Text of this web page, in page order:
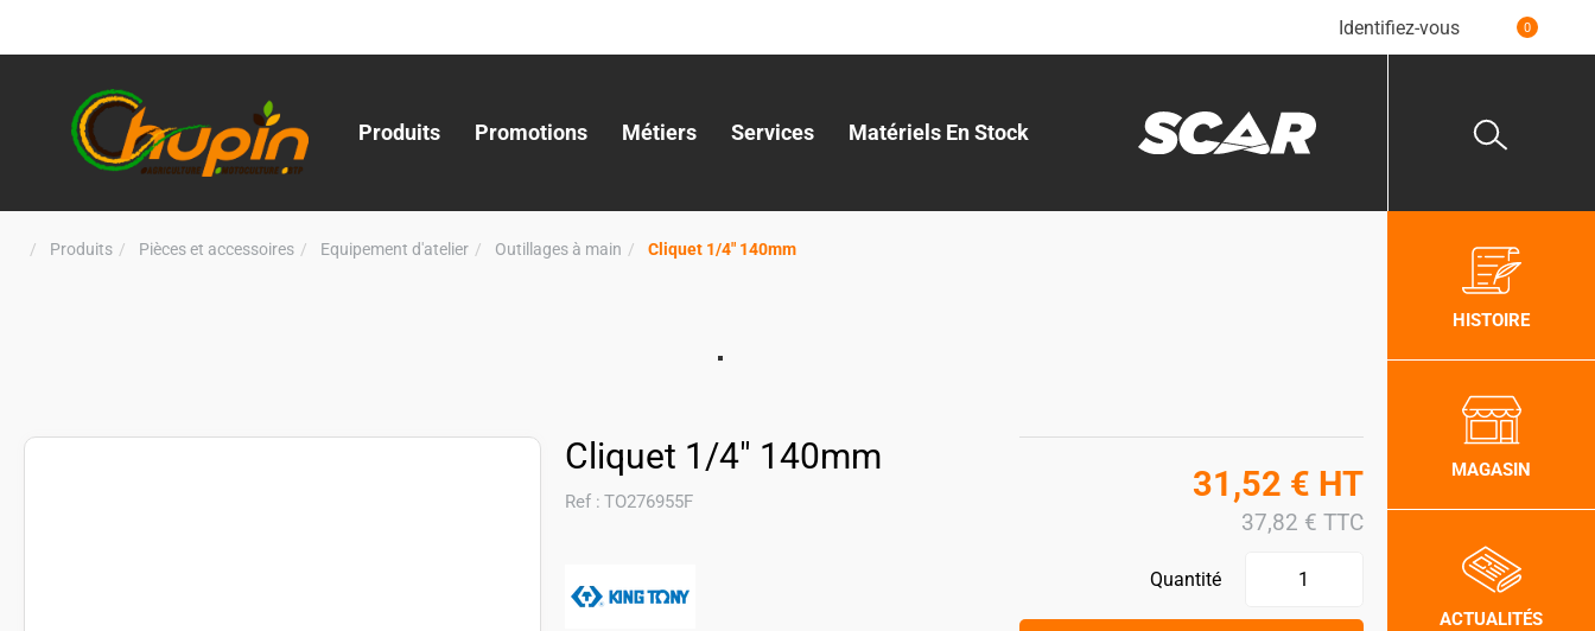
Identifiez-vous 0
Produits Promotions Métiers Services Matériels En Stock
Produits Pièces et accessoires Equipement d'atelier Outillages à main Cliquet 1/4" 140mm
Cliquet 1/4" 140mm
Ref : TO276955F 31,52 € HT
37,82 € TTC
Quantité
HISTOIRE
MAGASIN
ACTUALITÉS